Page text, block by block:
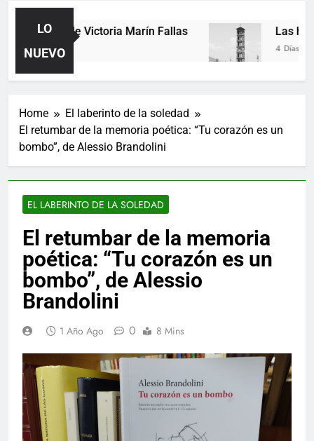
LO
NUEVO
Poemas de Victoria Marín Fallas
2 Días Ago
Las horas
4 Días Ago
Home
El laberinto de la soledad
El retumbar de la memoria poética: “Tu corazón es un
bombo”, de Alessio Brandolini
EL LABERINTO DE LA SOLEDAD
El retumbar de la memoria
poética: “Tu corazón es un
bombo”, de Alessio
Brandolini
1 Año Ago 0 8 Mins